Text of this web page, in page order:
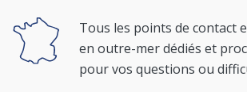
Tous les points de contact
en outre-mer dédiés et
pour vos questions ou